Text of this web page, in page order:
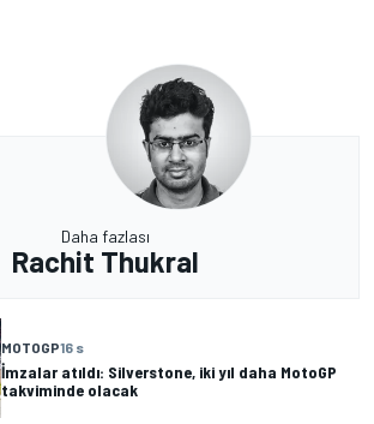
Daha fazlası
Rachit Thukral
MOTOGP16 s
İmzalar atıldı: Silverstone, iki yıl daha MotoGP
takviminde olacak